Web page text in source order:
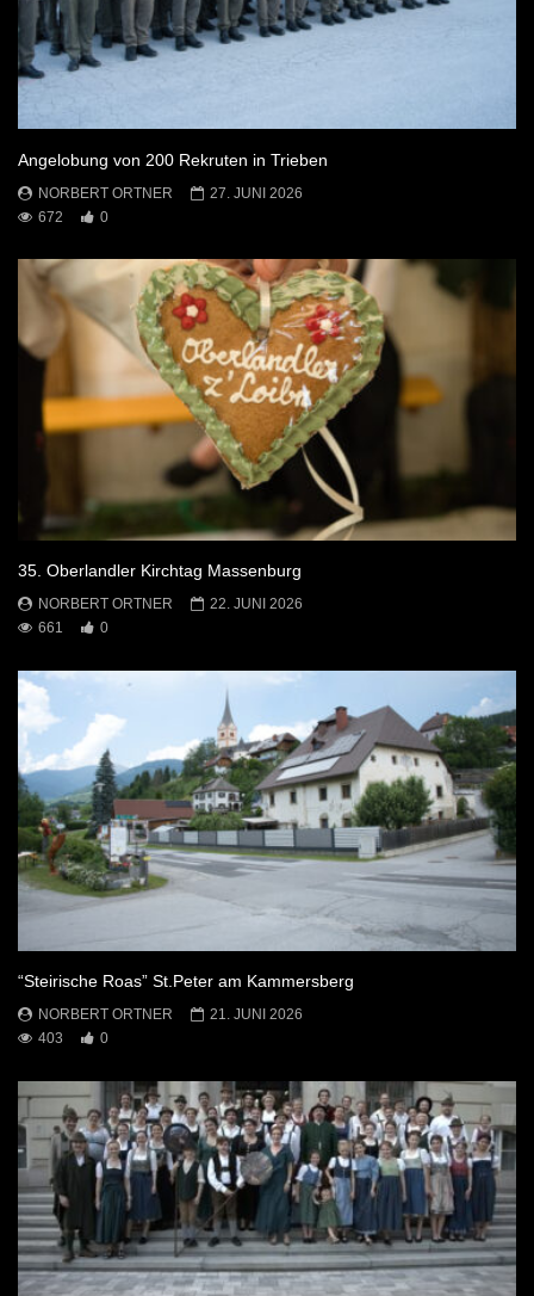
Angelobung von 200 Rekruten in Trieben
NORBERT ORTNER
27. JUNI 2026
672
0
35. Oberlandler Kirchtag Massenburg
NORBERT ORTNER
22. JUNI 2026
661
0
“Steirische Roas” St.Peter am Kammersberg
NORBERT ORTNER
21. JUNI 2026
403
0